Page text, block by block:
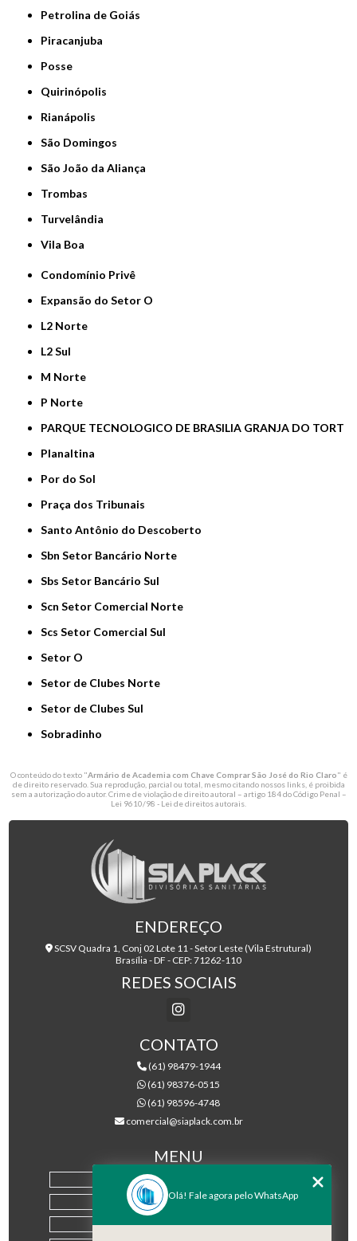
Petrolina de Goiás
Piracanjuba
Posse
Quirinópolis
Rianápolis
São Domingos
São João da Aliança
Trombas
Turvelândia
Vila Boa
Condomínio Privê
Expansão do Setor O
L2 Norte
L2 Sul
M Norte
P Norte
PARQUE TECNOLOGICO DE BRASILIA GRANJA DO TORT
Planaltina
Por do Sol
Praça dos Tribunais
Santo Antônio do Descoberto
Sbn Setor Bancário Norte
Sbs Setor Bancário Sul
Scn Setor Comercial Norte
Scs Setor Comercial Sul
Setor O
Setor de Clubes Norte
Setor de Clubes Sul
Sobradinho
O conteúdo do texto "Armário de Academia com Chave Comprar São José do Rio Claro" é
de direito reservado. Sua reprodução, parcial ou total, mesmo citando nossos links, é proibida
sem a autorização do autor. Crime de violação de direito autoral – artigo 184 do Código Penal –
Lei 9610/98 - Lei de direitos autorais
ENDEREÇO
SCSV Quadra 1, Conj 02 Lote 11 - Setor Leste (Vila Estrutural)
Brasília - DF - CEP: 71262-110
REDES SOCIAIS
CONTATO
(61) 98479-1944
(61) 98376-0515
(61) 98596-4748
comercial@siaplack.com.br
MENU
EMPRESA
PRODUTOS
Olá! Fale agora pelo WhatsApp